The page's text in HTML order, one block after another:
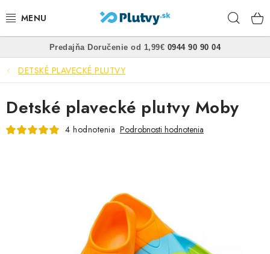
na
PLÁVANIE
ŠNORCHLOVANIE
FREEDIVING
Predajňa• Doručenie od 1,99€• 0944 90 90 04
DETSKÉ PLAVECKÉ PLUTVY
Detské plavecké plutvy Moby
4 hodnotenia Podrobnosti hodnotenia